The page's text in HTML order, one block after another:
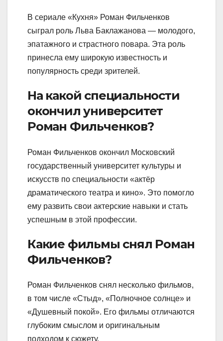
В сериале «Кухня» Роман Фильченков
сыграл роль Льва Баклажанова — молодого,
эпатажного и страстного повара. Эта роль
принесла ему широкую известность и
популярность среди зрителей.
На какой специальности
окончил университет
Роман Фильченков?
Роман Фильченков окончил Московский
государственный университет культуры и
искусств по специальности «актёр
драматического театра и кино». Это помогло
ему развить свои актерские навыки и стать
успешным в этой профессии.
Какие фильмы снял Роман
Фильченков?
Роман Фильченков снял несколько фильмов,
в том числе «Стыд», «Полночное солнце» и
«Душевный покой». Его фильмы отличаются
глубоким смыслом и оригинальным
подходом к сюжету.